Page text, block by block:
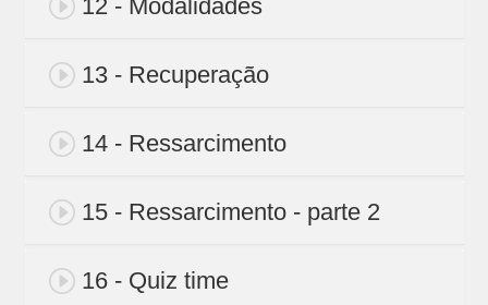
12 - Modalidades
13 - Recuperação
14 - Ressarcimento
15 - Ressarcimento - parte 2
16 - Quiz time